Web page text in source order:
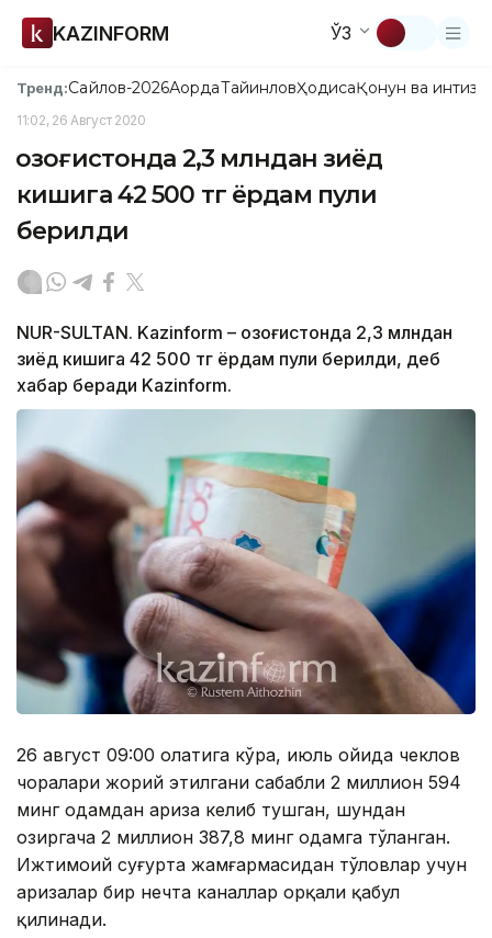
KAZINFORM ЎЗ
Тренд:Сайлов-2026АқордаТайинловҲодисаҚонун ва
11:02, 26 Август 2020
Қозоғистонда 2,3 млндан зиёд
кишига 42 500 тг ёрдам пули
берилди
NUR-SULTAN. Kazinform – Қозоғистонда 2,3 млндан
зиёд кишига 42 500 тг ёрдам пули берилди, деб
хабар беради Kazinform.
26 август 09:00 ҳолатига кўра, июль ойида чеклов
чоралари жорий этилгани сабабли 2 миллион 594
минг одамдан ариза келиб тушган, шундан
ҳозиргача 2 миллион 387,8 минг одамга тўланган.
Ижтимоий суғурта жамғармасидан тўловлар учун
аризалар бир нечта каналлар орқали қабул
қилинади.